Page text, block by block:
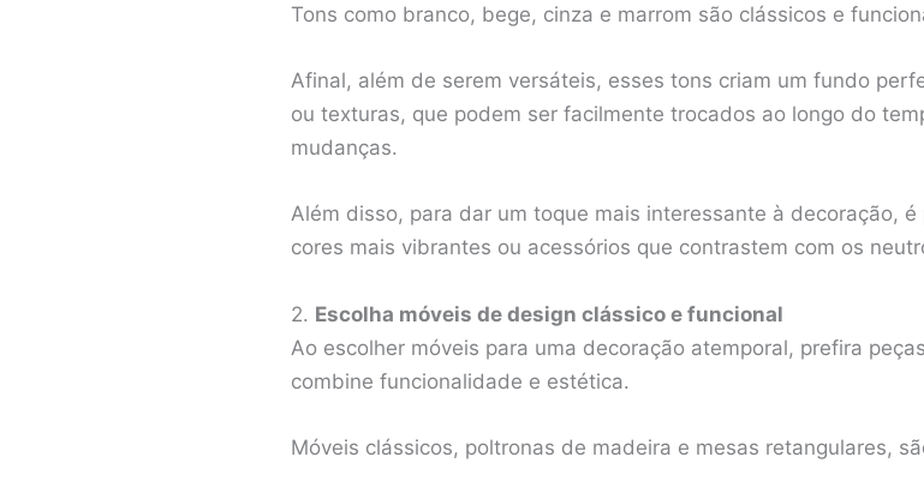
Tons como branco, bege, cinza e marrom são clássicos e
Afinal, além de serem versáteis, esses tons criam um fundo
ou texturas, que podem ser facilmente trocados ao longo do
mudanças.
Além disso, para dar um toque mais interessante à decoração,
cores mais vibrantes ou acessórios que contrastem com os
2. Escolha móveis de design clássico e funcional
Ao escolher móveis para uma decoração atemporal, prefira
combine funcionalidade e estética.
Móveis clássicos, poltronas de madeira e mesas retangulares,